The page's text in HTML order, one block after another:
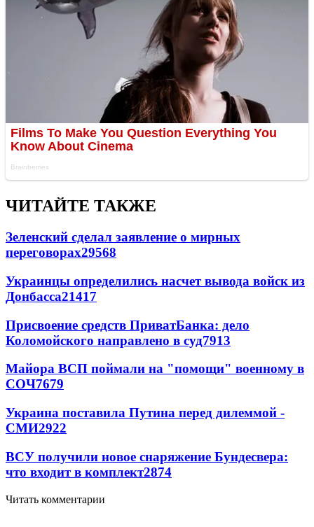
ЧИТАЙТЕ ТАКЖЕ
Зеленский сделал заявление о мирных
переговорах29568
Украинцы определились насчет вывода войск из
Донбасса21417
Присвоение средств ПриватБанка: дело
Коломойского направлено в суд7913
Майора ВСП поймали на "помощи" военному в
СОЧ7679
Украина поставила Путина перед дилеммой -
СМИ2922
ВСУ получили новое снаряжение Бундесвера:
что входит в комплект2874
Читать комментарии